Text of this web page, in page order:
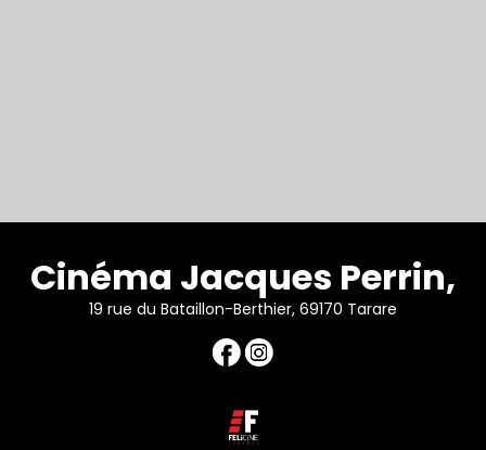
Cinéma Jacques Perrin,
19 rue du Bataillon-Berthier, 69170 Tarare